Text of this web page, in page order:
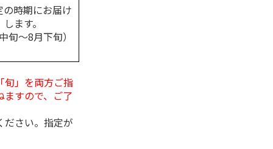
の時期にお届け
します。
旬～8月下旬）
」を両方ご指
すので、ご了
さい。指定が